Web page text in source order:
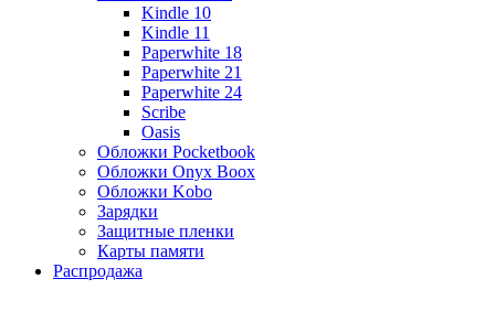
Kindle 10
Kindle 11
Paperwhite 18
Paperwhite 21
Paperwhite 24
Scribe
Oasis
Обложки Pocketbook
Обложки Onyx Boox
Обложки Kobo
Зарядки
Защитные пленки
Карты памяти
Распродажа